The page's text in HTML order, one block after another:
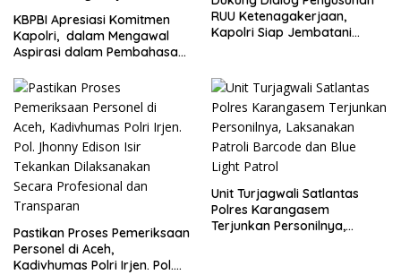
KBPBI Apresiasi Komitmen
Kapolri, dalam Mengawal
Aspirasi dalam Pembahasan
RUU Ketenagakerjaan,
Kapolri Siap Jembatani
Pastikan Proses Pemeriksaan
Personel di Aceh,
Kadivhumas Polri Irjen. Pol.
Unit Turjagwali Satlantas
Polres Karangasem
Terjunkan Personilnya,